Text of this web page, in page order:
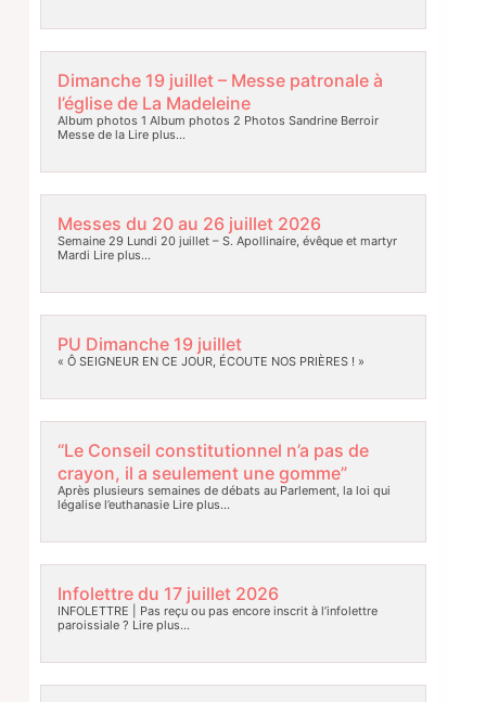
Dimanche 19 juillet – Messe patronale à
l’église de La Madeleine
Album photos 1 Album photos 2 Photos Sandrine Berroir
Messe de laLire plus…
Messes du 20 au 26 juillet 2026
Semaine 29 Lundi 20 juillet – S. Apollinaire, évêque et martyr
Mardi Lire plus…
PU Dimanche 19 juillet
« Ô SEIGNEUR EN CE JOUR, ÉCOUTE NOS PRIÈRES ! »
“Le Conseil constitutionnel n’a pas de
crayon, il a seulement une gomme”
Après plusieurs semaines de débats au Parlement, la loi qui
légalise l’euthanasieLire plus…
Infolettre du 17 juillet 2026
INFOLETTRE | Pas reçu ou pas encore inscrit à l’infolettre
paroissiale ? Lire plus…